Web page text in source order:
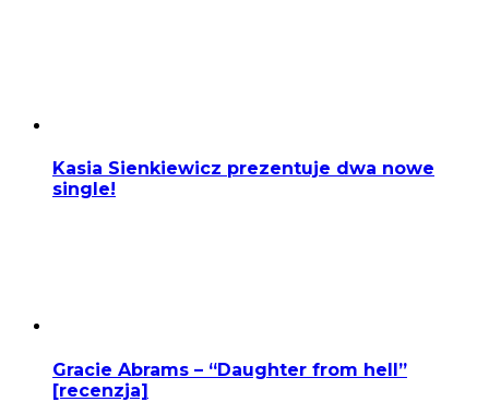
Kasia Sienkiewicz prezentuje dwa nowe
single!
Gracie Abrams – “Daughter from hell”
[recenzja]